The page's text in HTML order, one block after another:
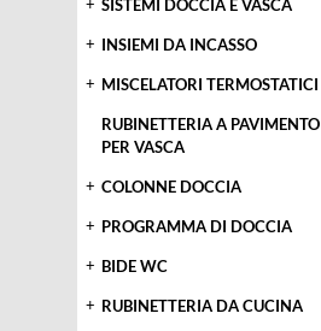
+ SISTEMI DOCCIA E VASCA
+ INSIEMI DA INCASSO
+ MISCELATORI TERMOSTATICI
RUBINETTERIA A PAVIMENTO
PER VASCA
+ COLONNE DOCCIA
+ PROGRAMMA DI DOCCIA
+ BIDE WC
+ RUBINETTERIA DA CUCINA